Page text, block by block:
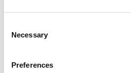
Selection
Necessary
Preferences
De platforms zijn verkrijgbaar
De AGS Pro rolsteiger is